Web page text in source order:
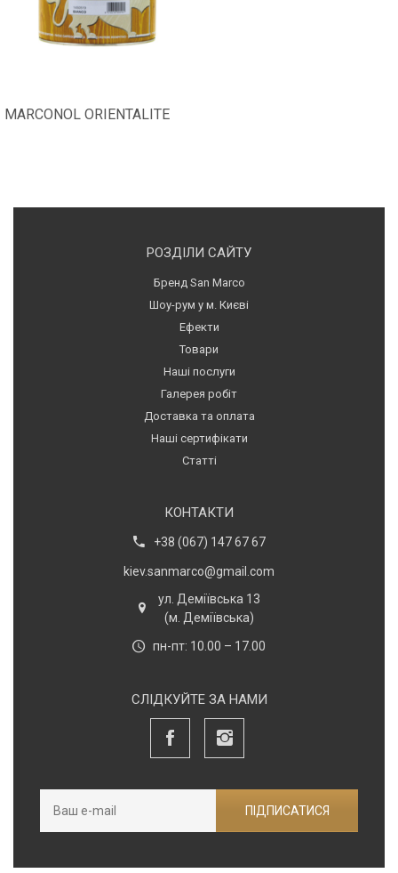
MARCONOL ORIENTALITE
РОЗДІЛИ САЙТУ
Бренд San Marco
Шоу-рум у м. Києві
Ефекти
Товари
Наші послуги
Галерея робіт
Доставка та оплата
Наші сертифікати
Статті
КОНТАКТИ
+38 (067) 147 67 67
kiev.sanmarco@gmail.com
ул. Деміївська 13
(м. Деміївська)
пн-пт: 10.00 – 17.00
СЛІДКУЙТЕ ЗА НАМИ